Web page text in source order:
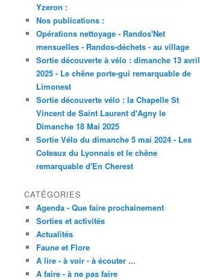
Yzeron :
Nos publications :
Opérations nettoyage - Randos'Net
mensuelles - Randos-déchets - au village
Sortie découverte à vélo : dimanche 13 avril
2025 - Le chêne porte-gui remarquable de
Limonest
Sortie découverte vélo : la Chapelle St
Vincent de Saint Laurent d'Agny le
Dimanche 18 Mai 2025
Sortie Vélo du dimanche 5 mai 2024 - Les
Coteaux du Lyonnais et le chêne
remarquable d'En Cherest
CATÉGORIES
Agenda - Que faire prochainement
Sorties et activités
Actualités
Faune et Flore
A lire - à voir - à écouter ...
A faire - à ne pas faire